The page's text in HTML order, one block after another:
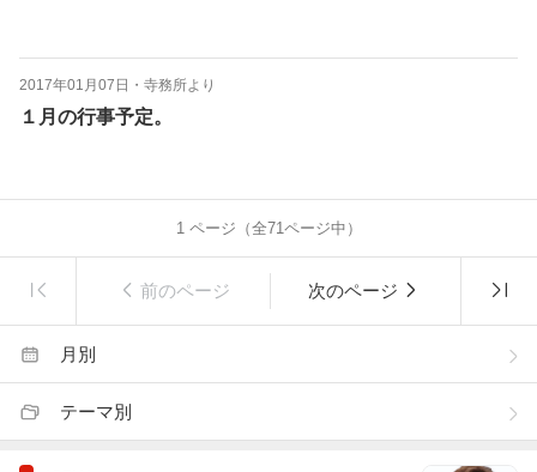
2017年01月07日 ・ 寺務所より
１月の行事予定。
1ページ（全71ページ中）
前のページ 次のページ
月別
テーマ別